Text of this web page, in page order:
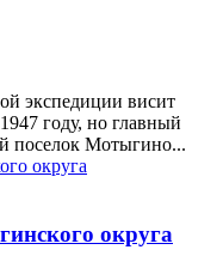
экспедиции висит
году, но главный
поселок Мотыгино...
округа